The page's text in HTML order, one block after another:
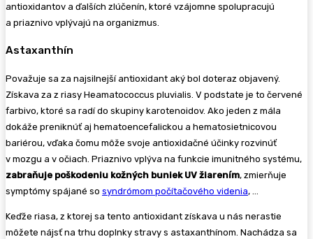
antioxidantov a ďalších zlúčenín, ktoré vzájomne spolupracujú
a priaznivo vplývajú na organizmus.
Astaxanthín
Považuje sa za najsilnejší antioxidant aký bol doteraz objavený.
Získava za z riasy Heamatococcus pluvialis. V podstate je to červené
farbivo, ktoré sa radí do skupiny karotenoidov. Ako jeden z mála
dokáže preniknúť aj hematoencefalickou a hematosietnicovou
bariérou, vďaka čomu môže svoje antioxidačné účinky rozvinúť
v mozgu a v očiach. Priaznivo vplýva na funkcie imunitného systému,
zabraňuje poškodeniu kožných buniek UV žiarením, zmierňuje
symptómy spájané so syndrómom počítačového videnia, …
Keďže riasa, z ktorej sa tento antioxidant získava u nás nerastie
môžete nájsť na trhu doplnky stravy s astaxanthínom. Nachádza sa